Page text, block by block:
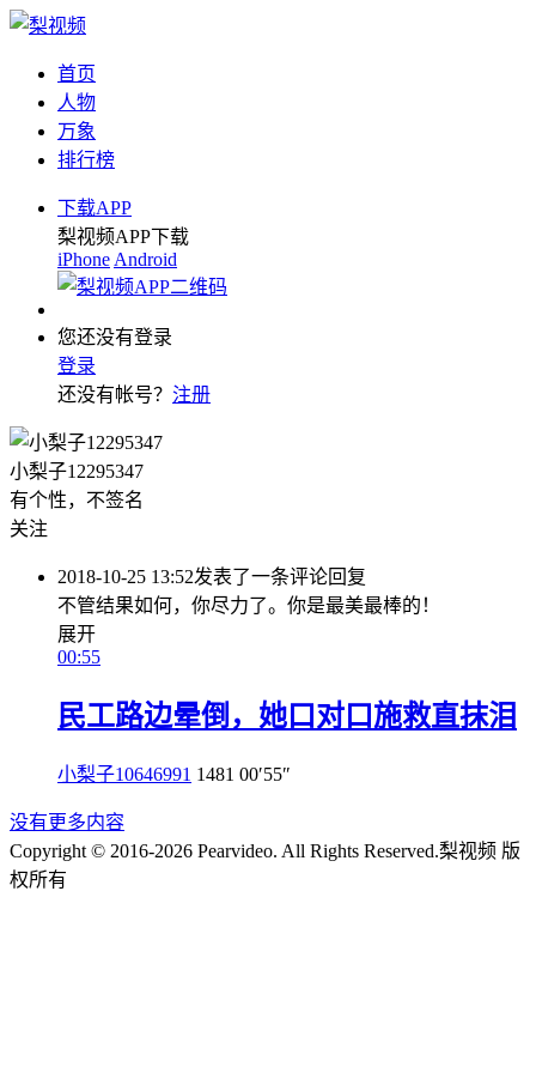
首页
人物
万象
排行榜
下载APP
梨视频APP下载
iPhone Android
您还没有登录
登录
还没有帐号？ 注册
小梨子12295347
有个性，不签名
关注
2018-10-25 13:52发表了一条评论回复
不管结果如何，你尽力了。你是最美最棒的！
展开
00:55
民工路边晕倒，她口对口施救直抹泪
小梨子10646991 1481 00′55″
没有更多内容
Copyright © 2016-2026 Pearvideo. All Rights Reserved.梨视频 版
权所有